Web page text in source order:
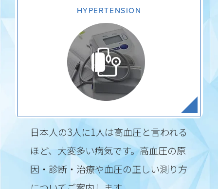
HYPERTENSION
日本人の3人に1人は高血圧と言われる
ほど、大変多い病気です。高血圧の原
因・診断・治療や血圧の正しい測り方